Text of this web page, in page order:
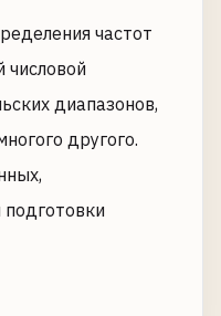
частот
диапазонов,
другого.
подготовки